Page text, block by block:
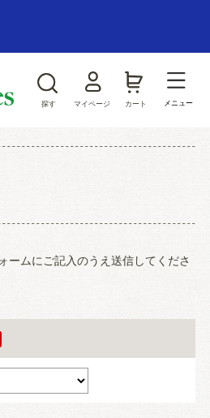
探す マイページ カート メニュー
ームにご記入のうえ送信してくださ